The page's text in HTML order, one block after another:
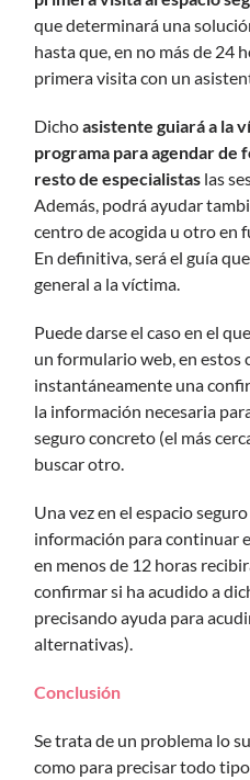
que determinará una
hasta que, en no más de 24
primera visita con un
Dichoasistente guiará a la
programa para agendar de
resto de especialistas las
Además, podrá ayudar
centro de acogida u otro en
En definitiva, será el guía
general a la víctima.
Puede darse el caso en el
un formulario web, en estos
instantáneamente una
la información necesaria
seguro concreto (el más
buscar otro.
Una vez en el espacio
información para continuar
en menos de 12 horas
confirmar si ha acudido a
precisando ayuda para
alternativas).
Conclusión
Se trata de un problema lo
como para precisar todo